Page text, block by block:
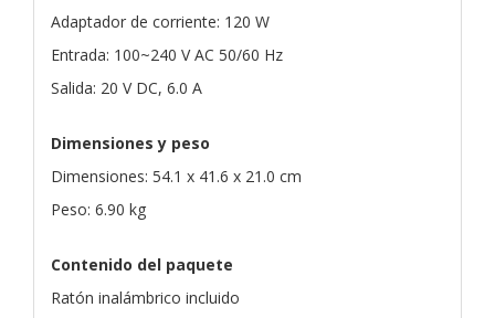
Adaptador de corriente: 120 W
Entrada: 100~240 V AC 50/60 Hz
Salida: 20 V DC, 6.0 A
Dimensiones y peso
Dimensiones: 54.1 x 41.6 x 21.0 cm
Peso: 6.90 kg
Contenido del paquete
Ratón inalámbrico incluido